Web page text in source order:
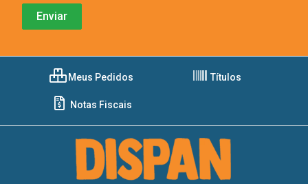
Meus Pedidos Títulos
Notas Fiscais